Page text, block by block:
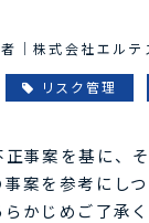
｜株式会社エルテ
リスク管理
事案を基に、
案を参考にし
かじめご了承く